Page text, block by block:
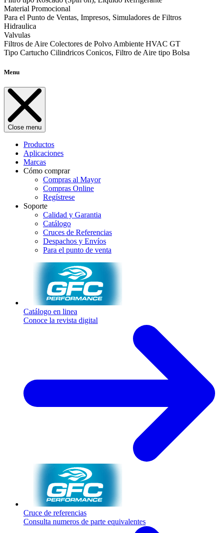
Material Promocional
Para el Punto de Ventas, Impresos, Simuladores de Filtros
Hidraulica
Valvulas
Filtros de Aire Colectores de Polvo Ambiente HVAC GT
Tipo Cartucho Cilindricos Conicos, Filtro de Aire tipo Bolsa
Menu
Close menu
Productos
Aplicaciones
Marcas
Cómo comprar
Compras al Mayor
Compras Online
Regístrese
Soporte
Calidad y Garantia
Catálogo
Cruces de Referencias
Despachos y Envíos
Para el punto de venta
Catálogo en linea
Conoce la revista digital
Cruce de referencias
Consulta numeros de parte equivalentes